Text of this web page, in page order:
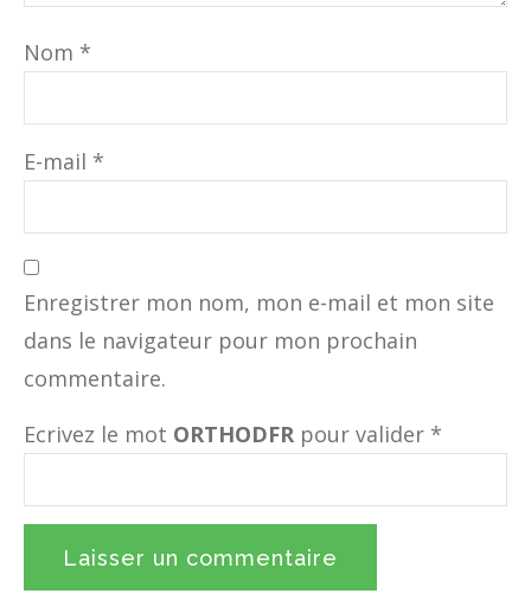
Nom *
E-mail *
Enregistrer mon nom, mon e-mail et mon site
dans le navigateur pour mon prochain
commentaire.
Ecrivez le mot ORTHODFR pour valider *